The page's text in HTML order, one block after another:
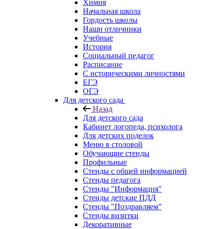
Химия
Начальная школа
Гордость школы
Наши отличники
Учебные
История
Социальный педагог
Расписание
С историческими личностями
ЕГЭ
ОГЭ
Для детского сада
Назад
Для детского сада
Кабинет логопеда, психолога
Для детских поделок
Меню в столовой
Обучающие стенды
Профильные
Стенды с общей информацией
Стенды педагога
Стенды "Информация"
Стенды детские ПДД
Стенды "Поздравляем"
Стенды визитки
Декоративные